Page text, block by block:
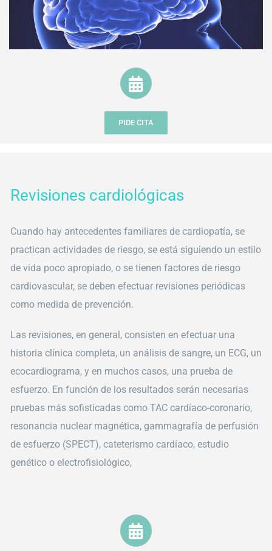
PIDE CITA
Revisiones cardiológicas
Cuando hay antecedentes familiares de cardiopatía, se
practican actividades de riesgo, se está siguiendo un estilo
de vida poco apropiado, o se tienen factores de riesgo
cardiovascular, se deben efectuar revisiones periódicas
como medida de prevención.
Las revisiones, en general, consisten en efectuar una
historia clínica completa, un análisis de sangre, un ECG, un
ecocardiograma, y en muchos casos, una prueba de
esfuerzo. En función de los resultados serán necesarias
pruebas más sofisticadas como TAC cardíaco-coronario,
resonancia nuclear magnética, gammagrafía de perfusión
de esfuerzo (SPECT), cateterismo cardíaco, estudio
genético o electrofisiológico,